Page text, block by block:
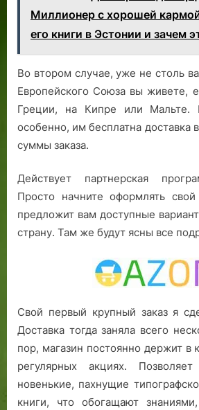
Миллионер с хорошей
его книги в Эстонии и зачем
Во втором случае, уже не столь
Европейского Союза вы живете,
Греции, на Кипре или Мальте.
особенно, им бесплатна доставка
суммы заказа.
Действует партнерская
Просто начните оформлять
предложит вам доступные
страну. Там же будут ясны все
Свой первый крупный заказ я
Доставка тогда заняла всего
пор, магазин постоянно держит в
регулярных акциях.
новенькие, пахнущие
книги, что обогащают